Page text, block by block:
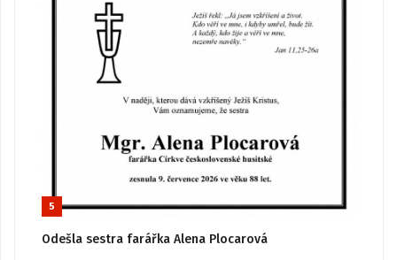
5
Odešla sestra farářka Alena Plocarová